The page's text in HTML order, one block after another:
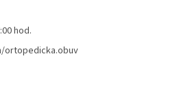
hod.
ortopedicka.obuv